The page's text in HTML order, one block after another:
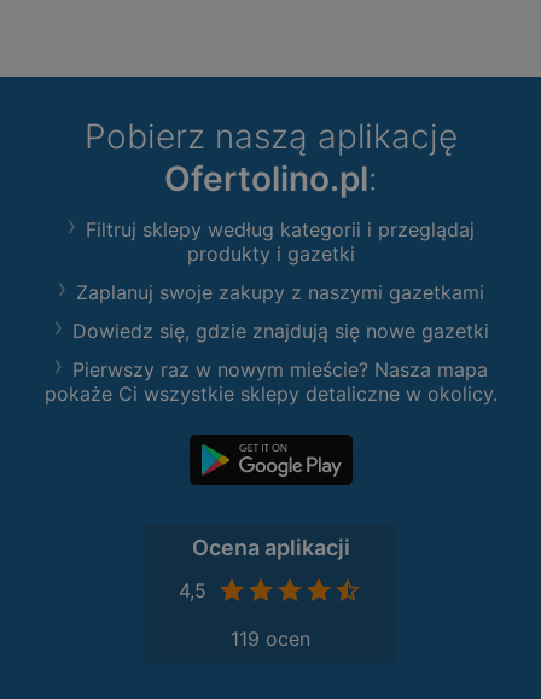
Pobierz naszą aplikację
Ofertolino.pl:
Filtruj sklepy według kategorii i przeglądaj
produkty i gazetki
Zaplanuj swoje zakupy z naszymi gazetkami
Dowiedz się, gdzie znajdują się nowe gazetki
Pierwszy raz w nowym mieście? Nasza mapa
pokaże Ci wszystkie sklepy detaliczne w okolicy.
Ocena aplikacji
4,5
119 ocen